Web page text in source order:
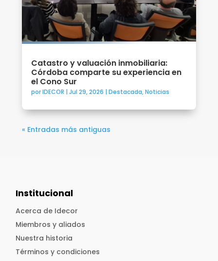
Catastro y valuación inmobiliaria:
Córdoba comparte su experiencia en
el Cono Sur
porIDECOR | Jul 29, 2026 | Destacada,Noticias
« Entradas más antiguas
Institucional
Acerca de Idecor
Miembros y aliados
Nuestra historia
Términos y condiciones